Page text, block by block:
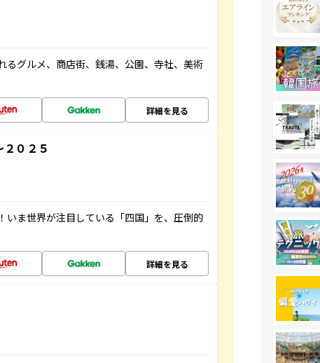
るグルメ、商店街、銭湯、公園、寺社、美術
詳細を見る
０２５
いま世界が注目している「四国」を、圧倒的
詳細を見る